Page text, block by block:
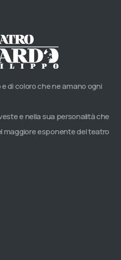
di coloro che ne amano ogni
e nella sua personalità che
maggiore esponente del teatro